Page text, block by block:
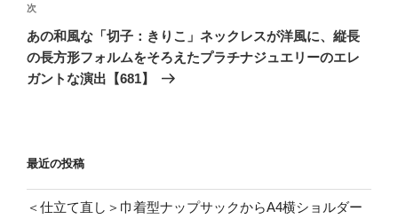
ー
シ
ョ
ン
次
の
投
稿
次
あの和風な「切子：きりこ」ネックレスが洋風に、縦長
の長方形フォルムをそろえたプラチナジュエリーのエレ
ガントな演出【681】
最近の投稿
＜仕立て直し＞巾着型ナップサックからA4横ショルダー